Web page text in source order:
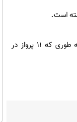
بنا بر گزارش بی‌بی‌سی، این بارندگی‌ها اختلالات دیگری را نیز در حمل و نقل بمبئی ایجاد کرده است، به طوری که ۱۱ پرواز در